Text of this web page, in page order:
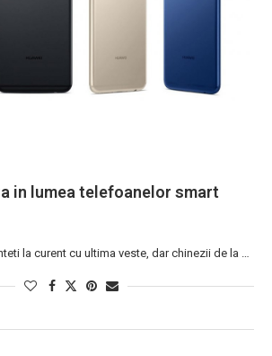
in lumea telefoanelor smart
la curent cu ultima veste, dar chinezii de la …